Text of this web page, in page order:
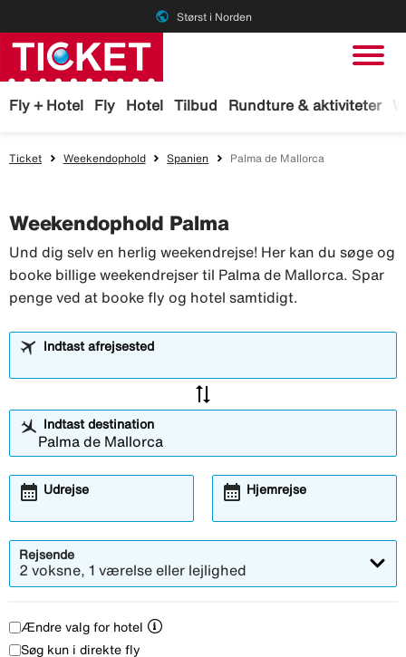
public Størst i Norden
Fly + Hotel Fly Hotel Tilbud Rundture & aktiviteter
Ticket Weekendophold Spanien Palma de Mallorca
Weekendophold Palma
Und dig selv en herlig weekendrejse! Her kan du søge og
booke billige weekendrejser til Palma de Mallorca. Spar
penge ved at booke fly og hotel samtidigt.
Indtast afrejsested
sync_alt
Indtast destination
Udrejse
calendar_month Hjemrejse
calendar_month
Rejsende
2 voksne, 1 værelse eller lejlighed
Ændre valg for hotel
Søg kun i direkte fly